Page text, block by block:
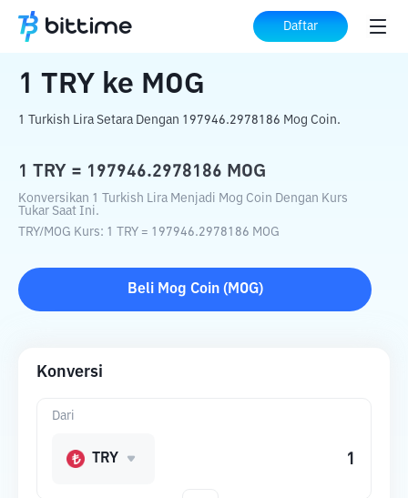
Daftar
Beranda Konverter Kripto ke MOG
1 TRY ke MOG
1 Turkish Lira Setara Dengan 197946.2978186 Mog Coin.
1 TRY = 197946.2978186 MOG
Konversikan 1 Turkish Lira Menjadi Mog Coin Dengan Kurs
Tukar Saat Ini.
TRY/MOG Kurs: 1 TRY = 197946.2978186 MOG
Beli Mog Coin( MOG)
Konversi
Dari
TRY